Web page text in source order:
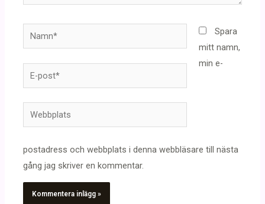
Namn*
E-
post*
Webbplats
Spara
mitt namn,
min e-
postadress och webbplats i denna webbläsare till nästa
gång jag skriver en kommentar.